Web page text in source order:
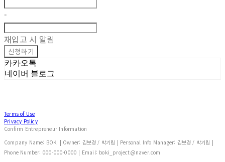
-
재입고 시 알림
신청하기
카카오톡
네이버 블로그
Terms of Use
Privacy Policy
Confirm Entrepreneur Information
Company Name: BOKI | Owner: 김보경 / 박기림 | Personal Info Manager: 김보경 / 박기림 |
Phone Number: 000-000-0000 | Email: boki_project@naver.com